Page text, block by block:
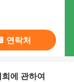
연락처
희에 관하여